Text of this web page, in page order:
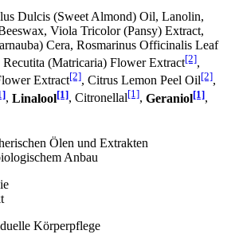
Dulcis (Sweet Almond) Oil, Lanolin,
Viola Tricolor (Pansy) Extract,
Cera, Rosmarinus Officinalis Leaf
Recutita (Matricaria) Flower Extract[2],
Extract[2], Citrus Lemon Peel Oil[2],
, Linalool[1], Citronellal[1], Geraniol[1],
Ölen und Extrakten
Anbau
Körperpflege